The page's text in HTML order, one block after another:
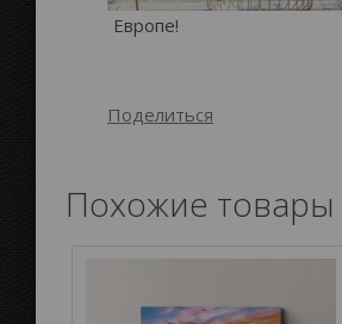
Европе!
Поделиться
Похожие товары